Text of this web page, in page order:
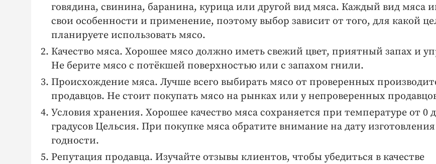
говядина, свинина, баранина, курица или другой вид мяса. Каждый вид мяса
свои особенности и применение, поэтому выбор зависит от того, для какой
планируете использовать мясо.
Качество мяса. Хорошее мясо должно иметь свежий цвет, приятный запах и
Не берите мясо с потёкшей поверхностью или с запахом гнили.
Происхождение мяса. Лучше всего выбирать мясо от проверенных
продавцов. Не стоит покупать мясо на рынках или у непроверенных
Условия хранения. Хорошее качество мяса сохраняется при температуре от 0
градусов Цельсия. При покупке мяса обратите внимание на дату
годности.
Репутация продавца. Изучайте отзывы клиентов, чтобы убедиться в качестве